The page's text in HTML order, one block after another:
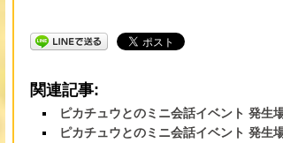
関連記事:
ピカチュウとのミニ会話イベント 発生
ピカチュウとのミニ会話イベント 発生